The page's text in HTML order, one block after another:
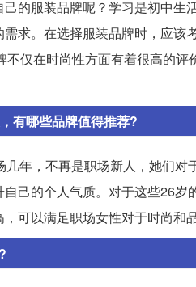
的服装品牌呢？学习是初中
求。在选择服装品牌时，应
不仅在时尚性方面有着很高的
有哪些品牌值得推荐?
年，不再是职场新人，她们
己的个人气质。对于这些26
可以满足职场女性对于时尚和